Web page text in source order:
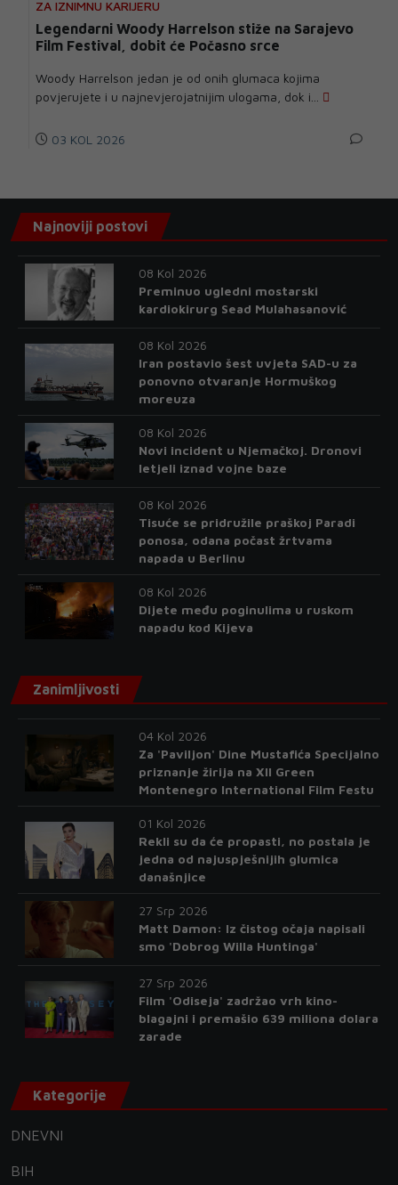
ZA IZNIMNU KARIJERU
Legendarni Woody Harrelson stiže na Sarajevo
Film Festival, dobit će Počasno srce
Woody Harrelson jedan je od onih glumaca kojima
povjerujete i u najnevjerojatnijim ulogama, dok i...
03 KOL 2026
Najnoviji postovi
08 Kol 2026
Preminuo ugledni mostarski
kardiokirurg Sead Mulahasanović
08 Kol 2026
Iran postavio šest uvjeta SAD-u za
ponovno otvaranje Hormuškog
moreuza
08 Kol 2026
Novi incident u Njemačkoj. Dronovi
letjeli iznad vojne baze
08 Kol 2026
Tisuće se pridružile praškoj Paradi
ponosa, odana počast žrtvama
napada u Berlinu
08 Kol 2026
Dijete među poginulima u ruskom
napadu kod Kijeva
Zanimljivosti
04 Kol 2026
Za 'Paviljon' Dine Mustafića Specijalno
priznanje žirija na XII Green
Montenegro International Film Festu
01 Kol 2026
Rekli su da će propasti, no postala je
jedna od najuspješnijih glumica
današnjice
27 Srp 2026
Matt Damon: Iz čistog očaja napisali
smo 'Dobrog Willa Huntinga'
27 Srp 2026
Film 'Odiseja' zadržao vrh kino-
blagajni i premašio 639 miliona dolara
zarade
Kategorije
DNEVNI
BIH